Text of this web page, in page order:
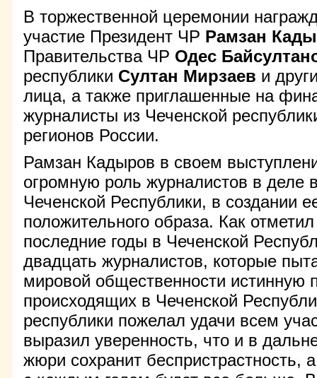
В торжественной церемонии
участие Президент ЧР Рамзан
Правительства ЧР Одес
республики Султан Мирзаев и
лица, а также приглашенные на
журналисты из Чеченской
регионов России.
Рамзан Кадыров в своем
огромную роль журналистов в деле
Чеченской Республики, в создании
положительного образа. Как
последние годы в Чеченской
двадцать журналистов, которые
мировой общественности истинную
происходящих в Чеченской
республики пожелал удачи всем
выразил уверенность, что и в
жюри сохранит беспристрастность,